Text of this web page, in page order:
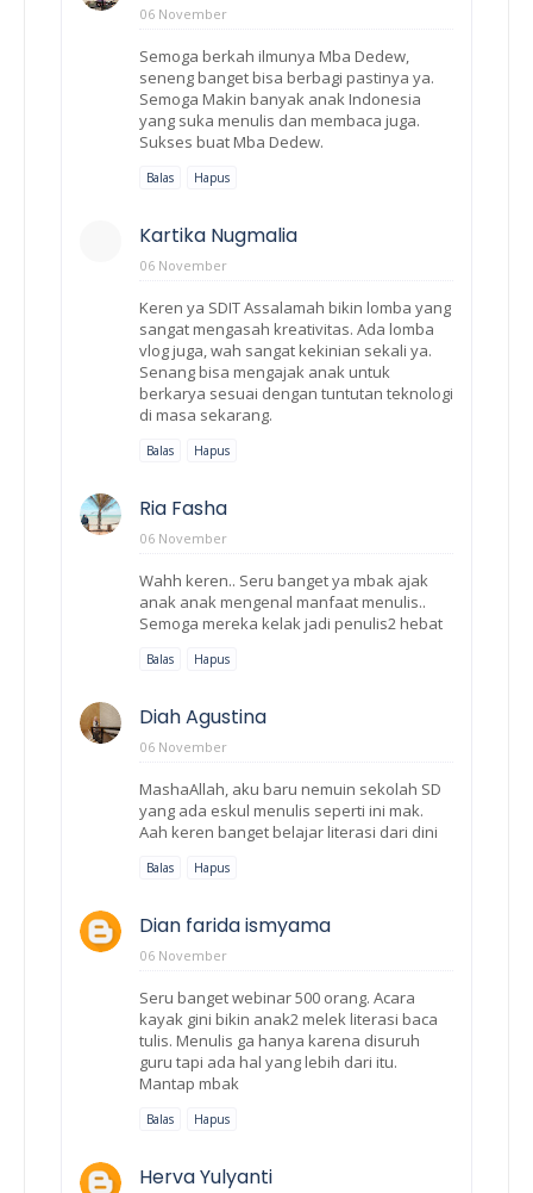
06 November
Semoga berkah ilmunya Mba Dedew,
seneng banget bisa berbagi pastinya ya.
Semoga Makin banyak anak Indonesia
yang suka menulis dan membaca juga.
Sukses buat Mba Dedew.
Balas Hapus
Kartika Nugmalia
06 November
Keren ya SDIT Assalamah bikin lomba yang
sangat mengasah kreativitas. Ada lomba
vlog juga, wah sangat kekinian sekali ya.
Senang bisa mengajak anak untuk
berkarya sesuai dengan tuntutan teknologi
di masa sekarang.
Balas Hapus
Ria Fasha
06 November
Wahh keren.. Seru banget ya mbak ajak
anak anak mengenal manfaat menulis..
Semoga mereka kelak jadi penulis2 hebat
Balas Hapus
Diah Agustina
06 November
MashaAllah, aku baru nemuin sekolah SD
yang ada eskul menulis seperti ini mak.
Aah keren banget belajar literasi dari dini
Balas Hapus
Dian farida ismyama
06 November
Seru banget webinar 500 orang. Acara
kayak gini bikin anak2 melek literasi baca
tulis. Menulis ga hanya karena disuruh
guru tapi ada hal yang lebih dari itu.
Mantap mbak
Balas Hapus
Herva Yulyanti